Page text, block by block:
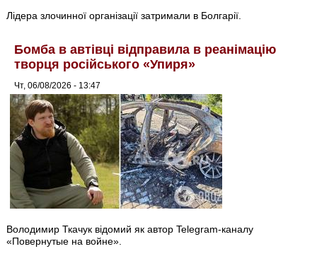
Лідера злочинної організації затримали в Болгарії.
Бомба в автівці відправила в реанімацію
творця російського «Упиря»
Чт, 06/08/2026 - 13:47
Володимир Ткачук відомий як автор Telegram-каналу
«Повернутые на войне».